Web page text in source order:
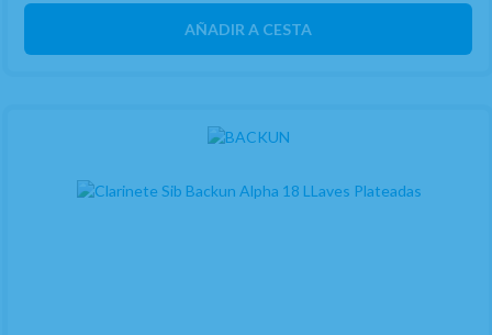
AÑADIR A CESTA